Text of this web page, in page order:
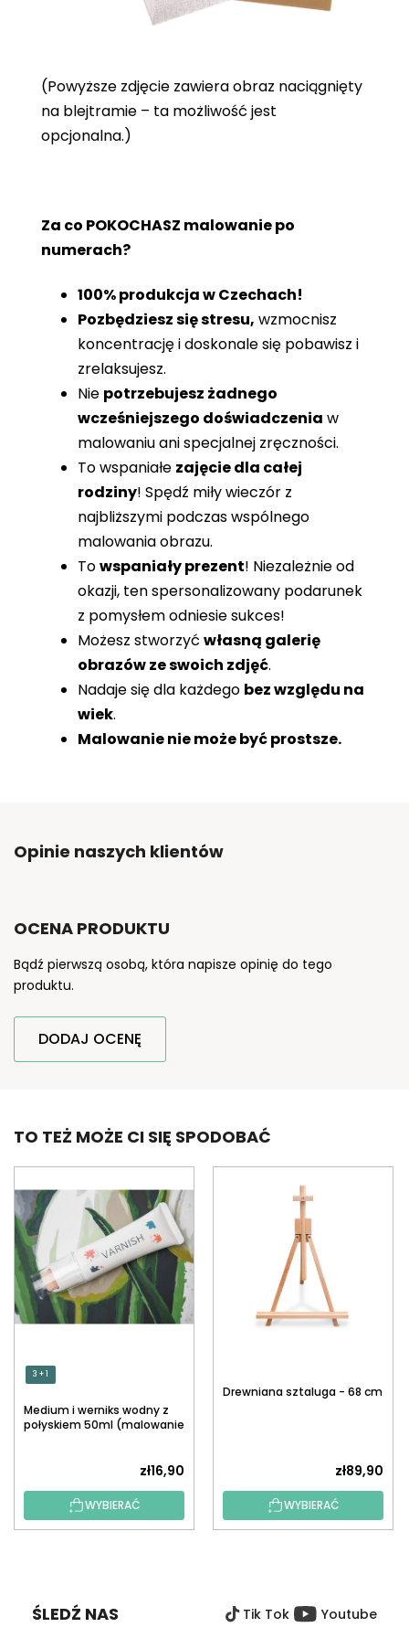
(Powyższe zdjęcie zawiera obraz naciągnięty
na blejtramie – ta możliwość jest
opcjonalna.)
Za co POKOCHASZ malowanie po
numerach?
100% produkcja w Czechach!
Pozbędziesz się stresu, wzmocnisz
koncentrację i doskonale się pobawisz i
zrelaksujesz.
Nie potrzebujesz żadnego
wcześniejszego doświadczenia w
malowaniu ani specjalnej zręczności.
To wspaniałe zajęcie dla całej
rodziny! Spędź miły wieczór z
najbliższymi podczas wspólnego
malowania obrazu.
Towspaniały prezent! Niezależnie od
okazji, ten spersonalizowany podarunek
z pomysłem odniesie sukces!
Możesz stworzyć własną galerię
obrazów ze swoich zdjęć.
Nadaje się dla każdego bez względu na
wiek.
Malowanie nie może być prostsze.
Opinie naszych klientów
OCENA PRODUKTU
Bądź pierwszą osobą, która napisze opinię do tego
produktu.
DODAJ OCENĘ
TO TEŻ MOŻE CI SIĘ SPODOBAĆ
3 + 1
Medium i werniks wodny z
połyskiem 50ml (malowanie
zł16,90
WYBIERAĆ
Drewniana sztaluga - 68 cm
zł89,90
WYBIERAĆ
ŚLEDŹ NAS Tik Tok Youtube